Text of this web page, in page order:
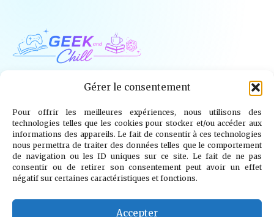
Gérer le consentement
Pour offrir les meilleures expériences, nous utilisons des
technologies telles que les cookies pour stocker et/ou accéder aux
informations des appareils. Le fait de consentir à ces technologies
nous permettra de traiter des données telles que le comportement
de navigation ou les ID uniques sur ce site. Le fait de ne pas
consentir ou de retirer son consentement peut avoir un effet
négatif sur certaines caractéristiques et fonctions.
Accepter
Jeux Vidéo Tech Tabletop Livres
Mangas / BD TV Goodies Kids
Wargames
info@geekandchill.com